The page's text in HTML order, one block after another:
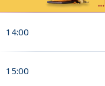
14:00
15:00